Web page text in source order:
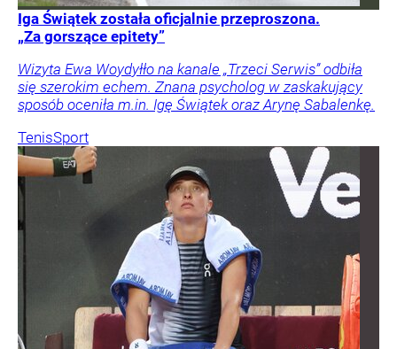
Iga Świątek została oficjalnie przeproszona.
„Za gorszące epitety”
Wizyta Ewa Woydyłło na kanale „Trzeci Serwis” odbiła
się szerokim echem. Znana psycholog w zaskakujący
sposób oceniła m.in. Igę Świątek oraz Arynę Sabalenkę.
TenisSport